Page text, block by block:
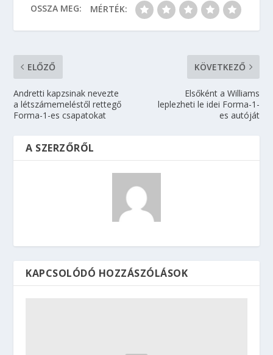
OSSZA MEG: MÉRTÉK:
ELŐZŐ
Andretti kapzsinak nevezte
a létszámemeléstől rettegő
Forma-1-es csapatokat
KÖVETKEZŐ
Elsőként a Williams
leplezheti le idei Forma-1-
es autóját
A SZERZŐRŐL
KAPCSOLÓDÓ HOZZÁSZÓLÁSOK